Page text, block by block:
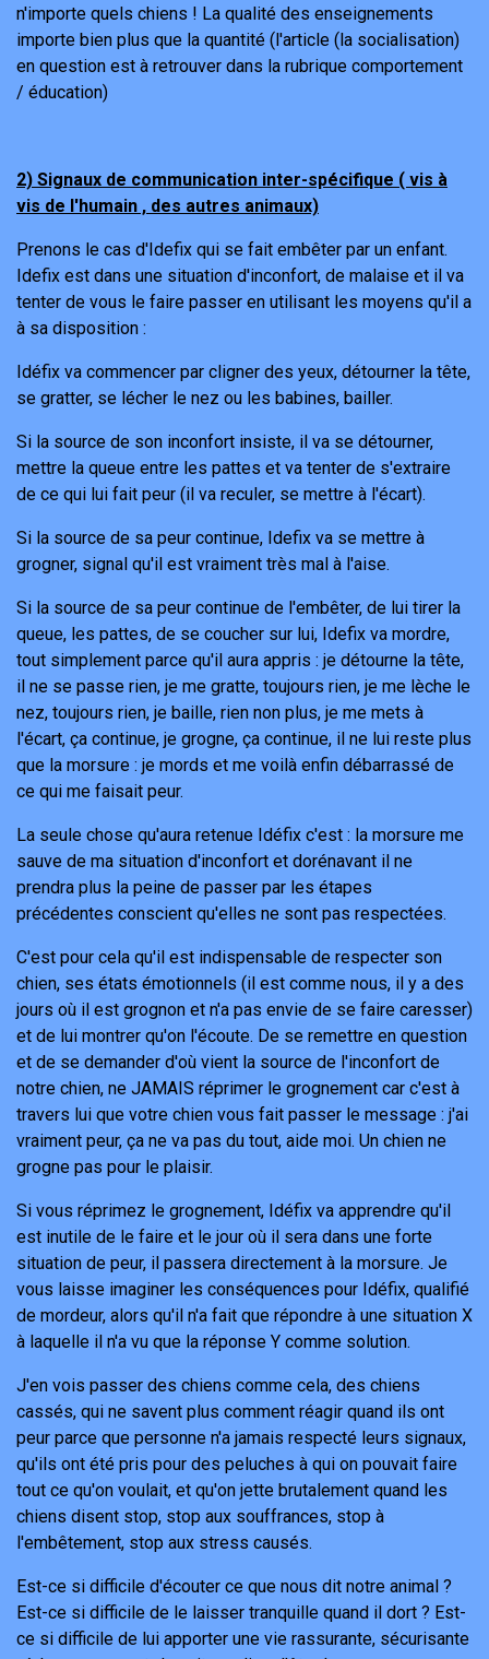
n'importe quels chiens ! La qualité des enseignements
importe bien plus que la quantité (l'article (la socialisation)
en question est à retrouver dans la rubrique comportement
/ éducation)
2) Signaux de communication inter-spécifique ( vis à
vis de l'humain , des autres animaux)
Prenons le cas d'Idefix qui se fait embêter par un enfant.
Idefix est dans une situation d'inconfort, de malaise et il va
tenter de vous le faire passer en utilisant les moyens qu'il a
à sa disposition :
Idéfix va commencer par cligner des yeux, détourner la tête,
se gratter, se lécher le nez ou les babines, bailler.
Si la source de son inconfort insiste, il va se détourner,
mettre la queue entre les pattes et va tenter de s'extraire
de ce qui lui fait peur (il va reculer, se mettre à l'écart).
Si la source de sa peur continue, Idefix va se mettre à
grogner, signal qu'il est vraiment très mal à l'aise.
Si la source de sa peur continue de l'embêter, de lui tirer la
queue, les pattes, de se coucher sur lui, Idefix va mordre,
tout simplement parce qu'il aura appris : je détourne la tête,
il ne se passe rien, je me gratte, toujours rien, je me lèche le
nez, toujours rien, je baille, rien non plus, je me mets à
l'écart, ça continue, je grogne, ça continue, il ne lui reste plus
que la morsure : je mords et me voilà enfin débarrassé de
ce qui me faisait peur.
La seule chose qu'aura retenue Idéfix c'est : la morsure me
sauve de ma situation d'inconfort et dorénavant il ne
prendra plus la peine de passer par les étapes
précédentes conscient qu'elles ne sont pas respectées.
C'est pour cela qu'il est indispensable de respecter son
chien, ses états émotionnels (il est comme nous, il y a des
jours où il est grognon et n'a pas envie de se faire caresser)
et de lui montrer qu'on l'écoute. De se remettre en question
et de se demander d'où vient la source de l'inconfort de
notre chien, ne JAMAIS réprimer le grognement car c'est à
travers lui que votre chien vous fait passer le message : j'ai
vraiment peur, ça ne va pas du tout, aide moi. Un chien ne
grogne pas pour le plaisir.
Si vous réprimez le grognement, Idéfix va apprendre qu'il
est inutile de le faire et le jour où il sera dans une forte
situation de peur, il passera directement à la morsure. Je
vous laisse imaginer les conséquences pour Idéfix, qualifié
de mordeur, alors qu'il n'a fait que répondre à une situation X
à laquelle il n'a vu que la réponse Y comme solution.
J'en vois passer des chiens comme cela, des chiens
cassés, qui ne savent plus comment réagir quand ils ont
peur parce que personne n'a jamais respecté leurs signaux,
qu'ils ont été pris pour des peluches à qui on pouvait faire
tout ce qu'on voulait, et qu'on jette brutalement quand les
chiens disent stop, stop aux souffrances, stop à
l'embêtement, stop aux stress causés.
Est-ce si difficile d'écouter ce que nous dit notre animal ?
Est-ce si difficile de le laisser tranquille quand il dort ? Est-
ce si difficile de lui apporter une vie rassurante, sécurisante